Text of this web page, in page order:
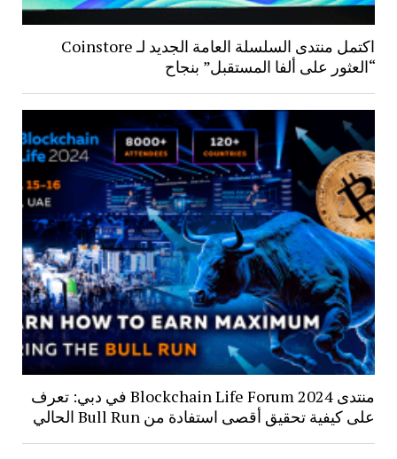
اكتمل منتدى السلسلة العامة الجديد لـ Coinstore
“العثور على ألفا المستقبل” بنجاح
منتدى Blockchain Life Forum 2024 في دبي: تعرف
على كيفية تحقيق أقصى استفادة من Bull Run الحالي